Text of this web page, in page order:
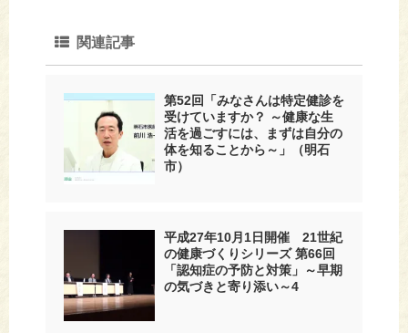
関連記事
第52回「みなさんは特定健診を
受けていますか？ ～健康な生
活を過ごすには、まずは自分の
体を知ることから～」（明石
市）
平成27年10月1日開催 21世紀
の健康づくりシリーズ 第66回
「認知症の予防と対策」～早期
の気づきと寄り添い～4